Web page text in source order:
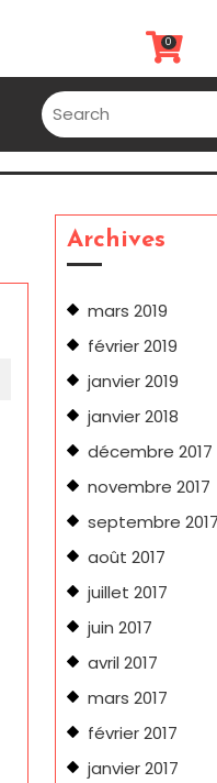
0
Archives
mars 2019
février 2019
janvier 2019
janvier 2018
décembre 2017
novembre 2017
septembre 2017
août 2017
juillet 2017
juin 2017
avril 2017
mars 2017
février 2017
janvier 2017